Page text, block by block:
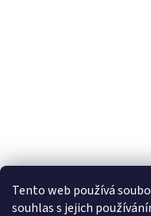
Tento web používá
souhlas s jejich